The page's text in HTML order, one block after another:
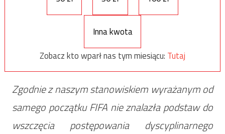
Inna kwota
Zobacz kto wparł nas tym miesiącu: Tutaj
Zgodnie z naszym stanowiskiem wyrażanym od
samego początku FIFA nie znalazła podstaw do
wszczęcia postępowania dyscyplinarnego